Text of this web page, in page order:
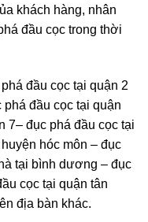
khách hàng, nhân
đầu cọc trong thời
đầu cọc tại quận 2
đầu cọc tại quận
7– đục phá đầu cọc tại
hóc môn – đục
tại bình dương – đục
cọc tại quận tân
địa bàn khác.